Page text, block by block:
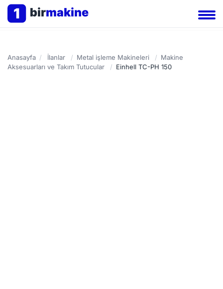
1 birmakine
Anasayfa / İlanlar / Metal işleme Makineleri / Makine
Aksesuarları ve Takım Tutucular
/ Einhell TC-PH 150